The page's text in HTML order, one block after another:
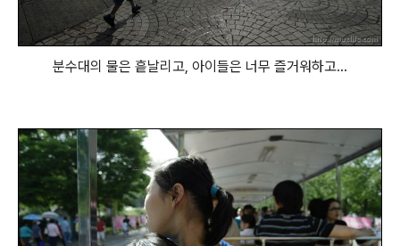
분수대의 물은 흩날리고, 아이들은 너무 즐거워하고...